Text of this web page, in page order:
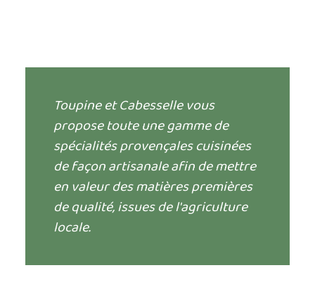
Toupine et Cabesselle vous
propose toute une gamme de
spécialités provençales cuisinées
de façon artisanale afin de mettre
en valeur des matières premières
de qualité, issues de l'agriculture
locale.